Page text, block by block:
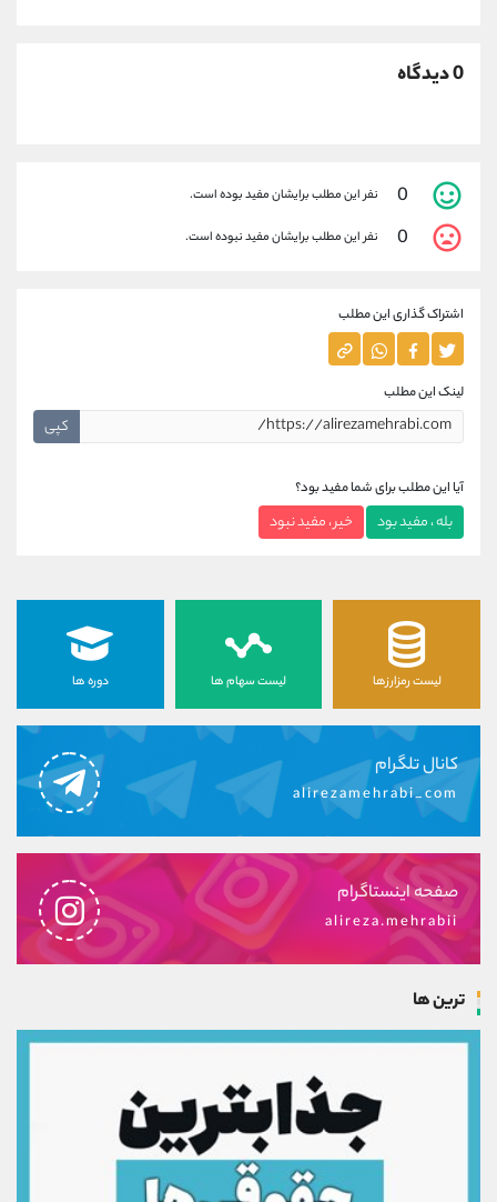
0 دیدگاه
0 نفر این مطلب برایشان مفید بوده است.
0 نفر این مطلب برایشان مفید نبوده است.
اشتراک گذاری این مطلب
لینک این مطلب
کپی
آیا این مطلب برای شما مفید بود؟
بله ، مفید بود خیر ، مفید نبود
لیست رمزارزها لیست سهام ها دوره ها
کانال تلگرام
alirezamehrabi_com
صفحه اینستاگرام
alireza.mehrabii
ترین ها